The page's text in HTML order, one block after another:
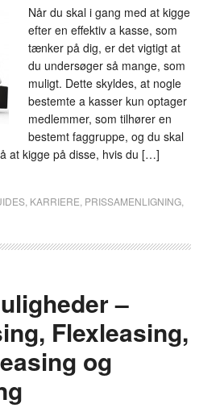
Når du skal i gang med at kigge
efter en effektiv a kasse, som
tænker på dig, er det vigtigt at
du undersøger så mange, som
muligt. Dette skyldes, at nogle
bestemte a kasser kun optager
medlemmer, som tilhører en
bestemt faggruppe, og du skal
at kigge på disse, hvis du […]
, KARRIERE PRISSAMENLIGNING,
–
Flexleasing,
og